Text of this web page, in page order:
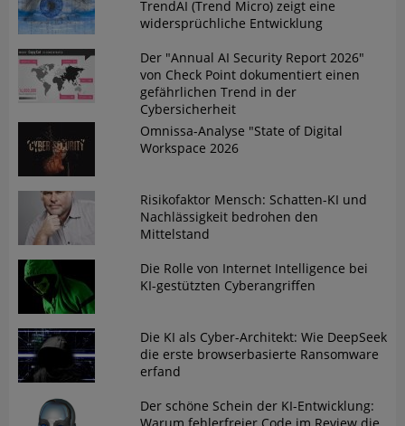
TrendAI (Trend Micro) zeigt eine
widersprüchliche Entwicklung
Der "Annual AI Security Report 2026"
von Check Point dokumentiert einen
gefährlichen Trend in der
Cybersicherheit
Omnissa-Analyse "State of Digital
Workspace 2026
Risikofaktor Mensch: Schatten-KI und
Nachlässigkeit bedrohen den
Mittelstand
Die Rolle von Internet Intelligence bei
KI-gestützten Cyberangriffen
Die KI als Cyber-Architekt: Wie DeepSeek
die erste browserbasierte Ransomware
erfand
Der schöne Schein der KI-Entwicklung: